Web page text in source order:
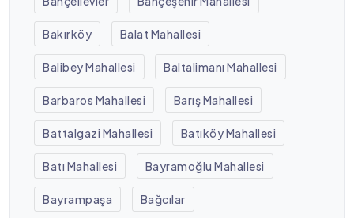
Bakırköy Balat Mahallesi
Balibey Mahallesi Baltalimanı Mahallesi
Barbaros Mahallesi Barış Mahallesi
Battalgazi Mahallesi Batıköy Mahallesi
Batı Mahallesi Bayramoğlu Mahallesi
Bayrampaşa Bağcılar